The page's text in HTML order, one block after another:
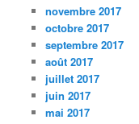
novembre 2017
octobre 2017
septembre 2017
août 2017
juillet 2017
juin 2017
mai 2017